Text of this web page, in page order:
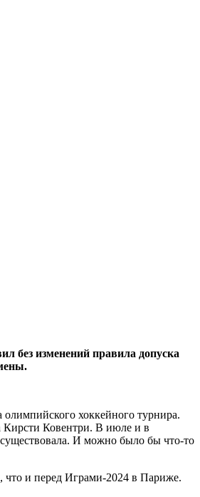
без изменений правила допуска
хоккейного турнира.
Кирсти Ковентри. В июле и в
И можно было бы что-то
что и перед Играми‑2024 в Париже.